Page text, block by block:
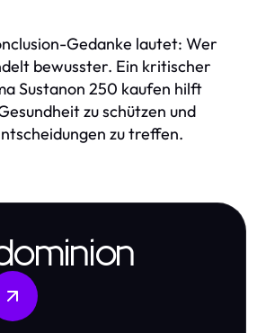
Gedanke lautet: Wer
bewusster. Ein kritischer
Sustanon 250 kaufen hilft
zu schützen und
zu treffen.